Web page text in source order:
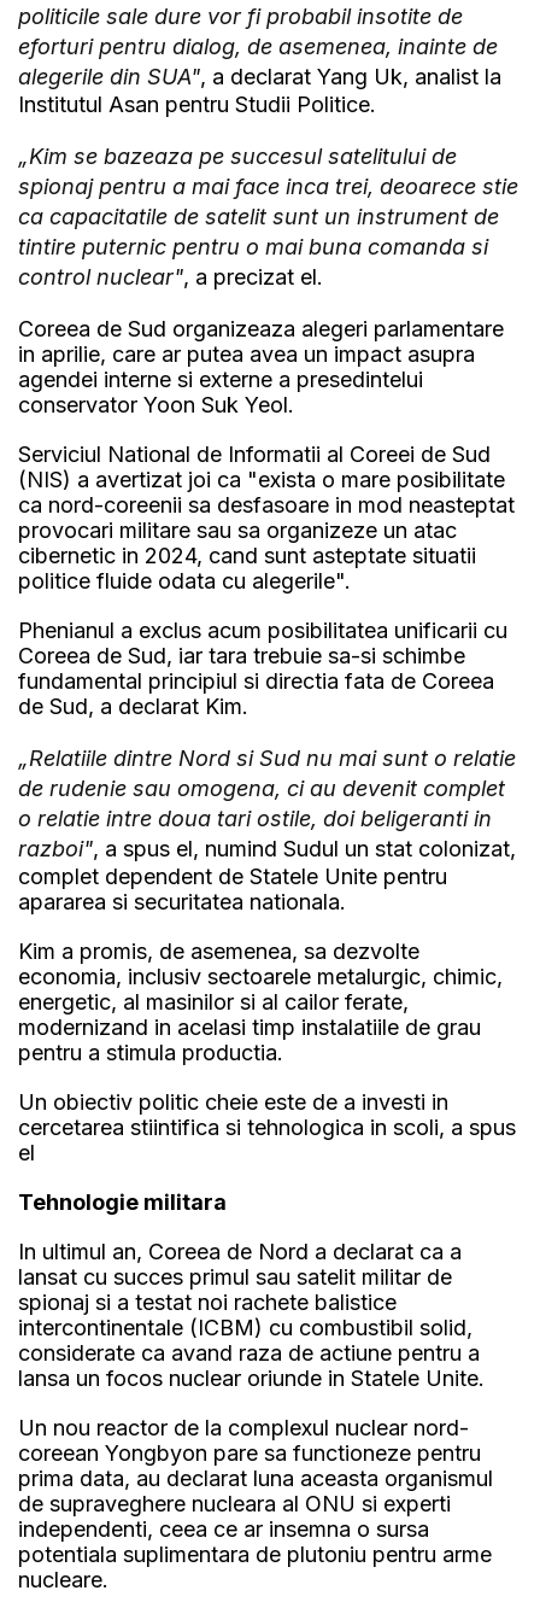
politicile sale dure vor fi probabil insotite de
eforturi pentru dialog, de asemenea, inainte de
alegerile din SUA", a declarat Yang Uk, analist la
Institutul Asan pentru Studii Politice.
„Kim se bazeaza pe succesul satelitului de
spionaj pentru a mai face inca trei, deoarece stie
ca capacitatile de satelit sunt un instrument de
tintire puternic pentru o mai buna comanda si
control nuclear", a precizat el.
Coreea de Sud organizeaza alegeri parlamentare
in aprilie, care ar putea avea un impact asupra
agendei interne si externe a presedintelui
conservator Yoon Suk Yeol.
Serviciul National de Informatii al Coreei de Sud
(NIS) a avertizat joi ca "exista o mare posibilitate
ca nord-coreenii sa desfasoare in mod neasteptat
provocari militare sau sa organizeze un atac
cibernetic in 2024, cand sunt asteptate situatii
politice fluide odata cu alegerile".
Phenianul a exclus acum posibilitatea unificarii cu
Coreea de Sud, iar tara trebuie sa-si schimbe
fundamental principiul si directia fata de Coreea
de Sud, a declarat Kim.
„Relatiile dintre Nord si Sud nu mai sunt o relatie
de rudenie sau omogena, ci au devenit complet
o relatie intre doua tari ostile, doi beligeranti in
razboi", a spus el, numind Sudul un stat colonizat,
complet dependent de Statele Unite pentru
apararea si securitatea nationala.
Kim a promis, de asemenea, sa dezvolte
economia, inclusiv sectoarele metalurgic, chimic,
energetic, al masinilor si al cailor ferate,
modernizand in acelasi timp instalatiile de grau
pentru a stimula productia.
Un obiectiv politic cheie este de a investi in
cercetarea stiintifica si tehnologica in scoli, a spus
el
Tehnologie militara
In ultimul an, Coreea de Nord a declarat ca a
lansat cu succes primul sau satelit militar de
spionaj si a testat noi rachete balistice
intercontinentale (ICBM) cu combustibil solid,
considerate ca avand raza de actiune pentru a
lansa un focos nuclear oriunde in Statele Unite.
Un nou reactor de la complexul nuclear nord-
coreean Yongbyon pare sa functioneze pentru
prima data, au declarat luna aceasta organismul
de supraveghere nucleara al ONU si experti
independenti, ceea ce ar insemna o sursa
potentiala suplimentara de plutoniu pentru arme
nucleare.